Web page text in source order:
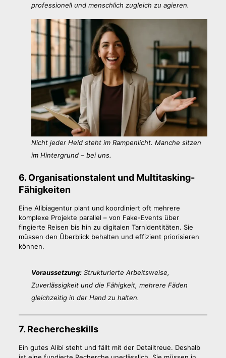
professionell und menschlich zugleich zu agieren.
Nicht jeder Held steht im Rampenlicht. Manche sitzen
im Hintergrund – bei uns.
6. Organisationstalent und Multitasking-
Fähigkeiten
Eine Alibiagentur plant und koordiniert oft mehrere
komplexe Projekte parallel – von Fake-Events über
fingierte Reisen bis hin zu digitalen Tarnidentitäten. Sie
müssen den Überblick behalten und effizient priorisieren
können.
Voraussetzung:Strukturierte Arbeitsweise,
Zuverlässigkeit und die Fähigkeit, mehrere Fäden
gleichzeitig in der Hand zu halten.
7. Rechercheskills
Ein gutes Alibi steht und fällt mit der Detailtreue. Deshalb